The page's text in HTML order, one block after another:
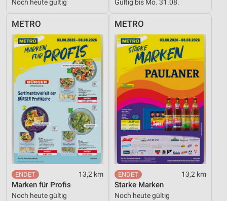
Noch heute gültig Gültig bis Mo. 31.08.
METRO
13,2 km
Marken für Profis
Noch heute gültig
METRO
13,2 km
Starke Marken
Noch heute gültig